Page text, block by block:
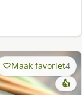
Maak favoriet4
👍